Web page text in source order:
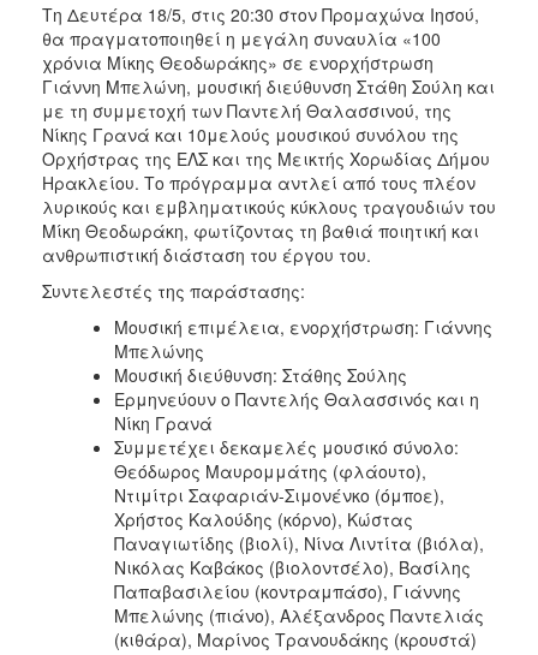
Τη Δευτέρα 18/5, στις 20:30 στον Προμαχώνα Ιησού,
θα πραγματοποιηθεί η μεγάλη συναυλία «100
χρόνια Μίκης Θεοδωράκης» σε ενορχήστρωση
Γιάννη Μπελώνη, μουσική διεύθυνση Στάθη Σούλη και
με τη συμμετοχή των Παντελή Θαλασσινού, της
Νίκης Γρανά και 10μελούς μουσικού συνόλου της
Ορχήστρας της ΕΛΣ και της Μεικτής Χορωδίας Δήμου
Ηρακλείου. Το πρόγραμμα αντλεί από τους πλέον
λυρικούς και εμβληματικούς κύκλους τραγουδιών του
Μίκη Θεοδωράκη, φωτίζοντας τη βαθιά ποιητική και
ανθρωπιστική διάσταση του έργου του.
Συντελεστές της παράστασης:
Μουσική επιμέλεια, ενορχήστρωση: Γιάννης
Μπελώνης
Μουσική διεύθυνση: Στάθης Σούλης
Ερμηνεύουν ο Παντελής Θαλασσινός και η
Νίκη Γρανά
Συμμετέχει δεκαμελές μουσικό σύνολο:
Θεόδωρος Μαυρομμάτης (φλάουτο),
Ντιμίτρι Σαφαριάν-Σιμονένκο (όμποε),
Χρήστος Καλούδης (κόρνο), Κώστας
Παναγιωτίδης (βιολί), Νίνα Λιντίτα (βιόλα),
Νικόλας Καβάκος (βιολοντσέλο), Βασίλης
Παπαβασιλείου (κοντραμπάσο), Γιάννης
Μπελώνης (πιάνο), Αλέξανδρος Παντελιάς
(κιθάρα), Μαρίνος Τρανουδάκης (κρουστά)